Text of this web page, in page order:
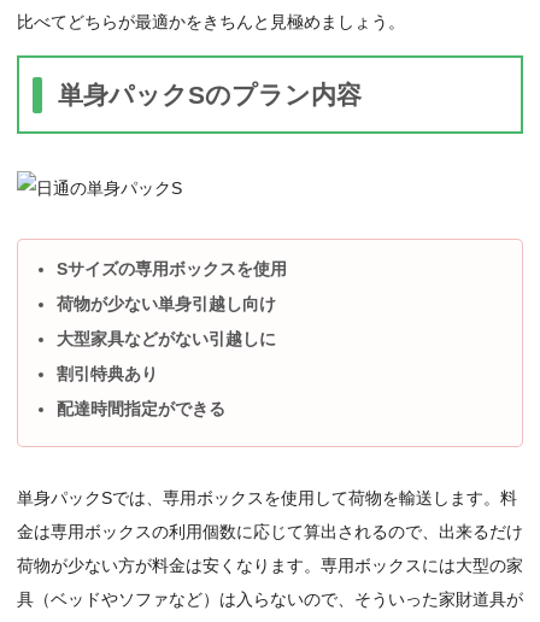
比べてどちらが最適かをきちんと見極めましょう。
単身パックSのプラン内容
Sサイズの専用ボックスを使用
荷物が少ない単身引越し向け
大型家具などがない引越しに
割引特典あり
配達時間指定ができる
単身パックSでは、専用ボックスを使用して荷物を輸送します。料
金は専用ボックスの利用個数に応じて算出されるので、出来るだけ
荷物が少ない方が料金は安くなります。専用ボックスには大型の家
具（ベッドやソファなど）は入らないので、そういった家財道具が